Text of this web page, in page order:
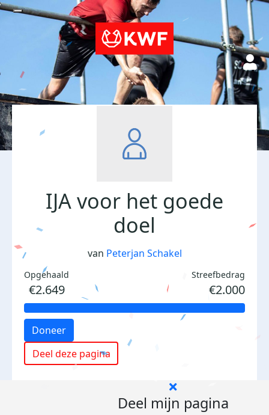
IJA voor het goede
doel
van Peterjan Schakel
Opgehaald
€2.649
Streefbedrag
€2.000
Doneer
Deel deze pagina
Deel mijn pagina